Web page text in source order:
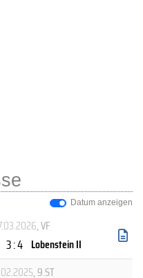
Datum anzeigen
, VF
3 : 4 Lobenstein II
, 9.ST